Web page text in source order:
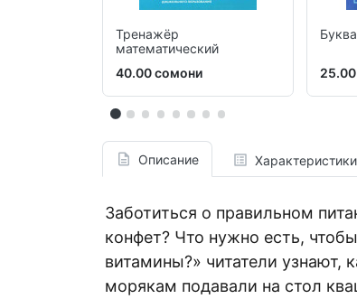
Тренажёр
математический
40.00 сомони
Описание Характеристики
Заботиться о правильном
конфет? Что нужно есть,
витамины?» читатели узнают,
морякам подавали на стол